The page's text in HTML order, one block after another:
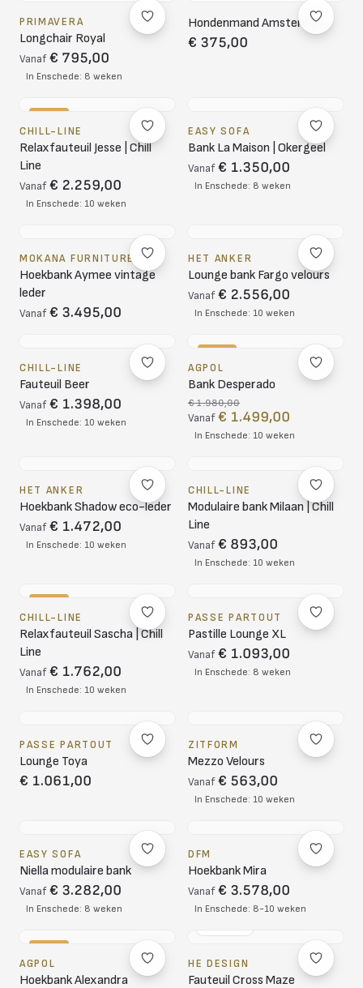
PRIMAVERA
Longchair Royal
Vanaf € 795,00
In Enschede: 8 weken
Hondenmand Amsterdam
€ 375,00
CHILL-LINE
Relaxfauteuil Jesse | Chill
Line
Vanaf € 2.259,00
In Enschede: 10 weken
EASY SOFA
Bank La Maison | Okergeel
Vanaf € 1.350,00
In Enschede: 8 weken
MOKANA FURNITURE
Hoekbank Aymee vintage
leder
Vanaf € 3.495,00
HET ANKER
Lounge bank Fargo velours
Vanaf € 2.556,00
In Enschede: 10 weken
CHILL-LINE
Fauteuil Beer
Vanaf € 1.398,00
In Enschede: 10 weken
AGPOL
Bank Desperado
€ 1.980,00
Vanaf € 1.499,00
In Enschede: 10 weken
HET ANKER
Hoekbank Shadow eco-leder
Vanaf € 1.472,00
In Enschede: 10 weken
CHILL-LINE
Modulaire bank Milaan | Chill
Line
Vanaf € 893,00
In Enschede: 10 weken
CHILL-LINE
Relaxfauteuil Sascha | Chill
Line
Vanaf € 1.762,00
In Enschede: 10 weken
PASSE PARTOUT
Pastille Lounge XL
Vanaf € 1.093,00
In Enschede: 8 weken
PASSE PARTOUT
Lounge Toya
€ 1.061,00
ZITFORM
Mezzo Velours
Vanaf € 563,00
In Enschede: 10 weken
EASY SOFA
Niella modulaire bank
Vanaf € 3.282,00
In Enschede: 8 weken
DFM
Hoekbank Mira
Vanaf € 3.578,00
In Enschede: 8-10 weken
AGPOL
Hoekbank Alexandra
HE DESIGN
Fauteuil Cross Maze